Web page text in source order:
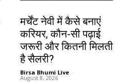
मर्चेंट नेवी में कैसे बनाएं
करियर, कौन-सी पढ़ाई
जरूरी और कितनी मिलती
है सैलरी?
Birsa Bhumi Live -
August 8, 2026